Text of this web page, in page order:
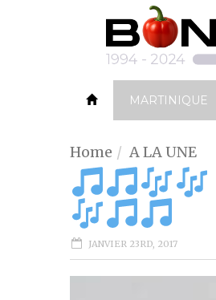
MARTINIQUE
Home A LA UNE
JANVIER 23RD, 2017